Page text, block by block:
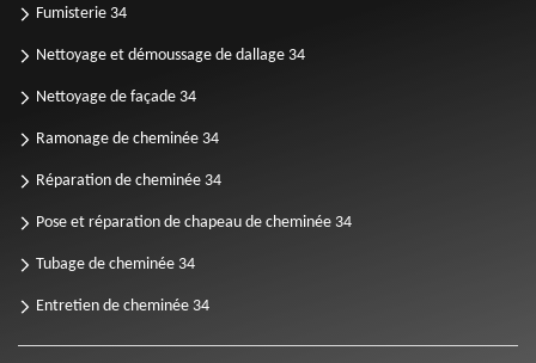
Fumisterie 34
Nettoyage et démoussage de dallage 34
Nettoyage de façade 34
Ramonage de cheminée 34
Réparation de cheminée 34
Pose et réparation de chapeau de cheminée 34
Tubage de cheminée 34
Entretien de cheminée 34